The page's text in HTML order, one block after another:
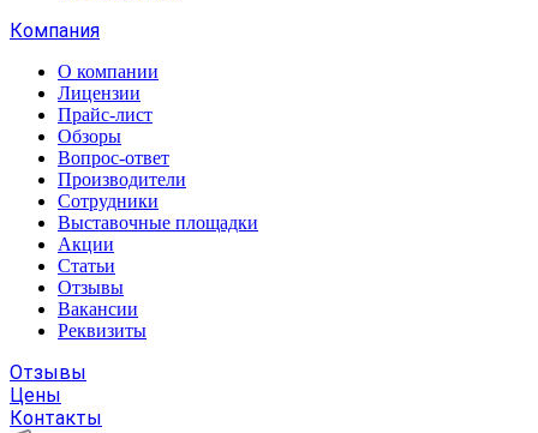
Компания
О компании
Лицензии
Прайс-лист
Обзоры
Вопрос-ответ
Производители
Сотрудники
Выставочные площадки
Акции
Статьи
Отзывы
Вакансии
Реквизиты
Отзывы
Цены
Контакты